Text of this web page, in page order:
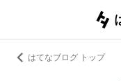
はてなブログ トップ